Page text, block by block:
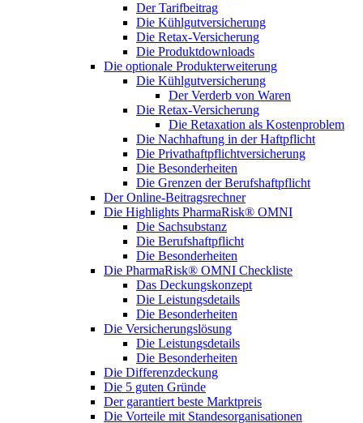
Der Tarifbeitrag
Die Kühlgutversicherung
Die Retax-Versicherung
Die Produktdownloads
Die optionale Produkterweiterung
Die Kühlgutversicherung
Der Verderb von Waren
Die Retax-Versicherung
Die Retaxation als Kostenproblem
Die Nachhaftung in der Haftpflicht
Die Privathaftpflichtversicherung
Die Besonderheiten
Die Grenzen der Berufshaftpflicht
Der Online-Beitragsrechner
Die Highlights PharmaRisk® OMNI
Die Sachsubstanz
Die Berufshaftpflicht
Die Besonderheiten
Die PharmaRisk® OMNI Checkliste
Das Deckungskonzept
Die Leistungsdetails
Die Besonderheiten
Die Versicherungslösung
Die Leistungsdetails
Die Besonderheiten
Die Differenzdeckung
Die 5 guten Gründe
Der garantiert beste Marktpreis
Die Vorteile mit Standesorganisationen